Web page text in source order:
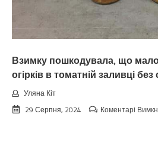
Взимку пошкодувала, що
огірків в томатній заливці без
Уляна Кіт
29 Серпня, 2024
Коментарі